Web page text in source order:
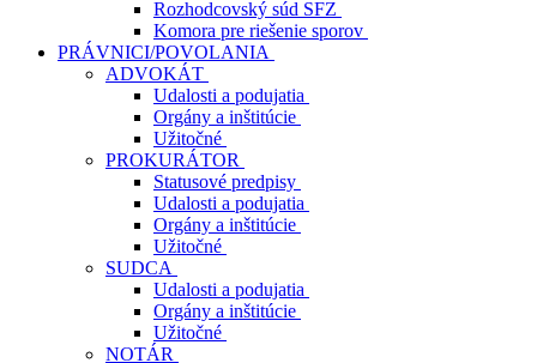
Rozhodcovský súd SFZ
Komora pre riešenie sporov
PRÁVNICI/POVOLANIA
ADVOKÁT
Udalosti a podujatia
Orgány a inštitúcie
Užitočné
PROKURÁTOR
Statusové predpisy
Udalosti a podujatia
Orgány a inštitúcie
Užitočné
SUDCA
Udalosti a podujatia
Orgány a inštitúcie
Užitočné
NOTÁR